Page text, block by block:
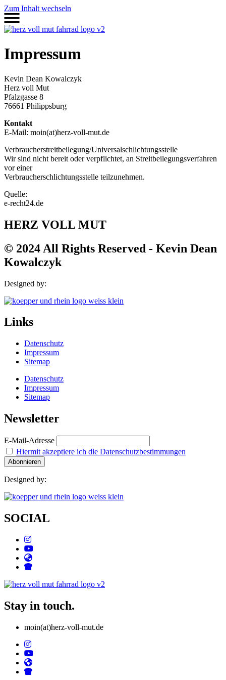
Zum Inhalt wechseln
Impressum
Kevin Dean Kowalczyk
Herz voll Mut
Pfalzgasse 8
76661 Philippsburg
Kontakt
E-Mail: moin(at)herz-voll-mut.de
Verbraucherstreitbeilegung/Universalschlichtungsstelle
Wir sind nicht bereit oder verpflichtet, an Streitbeilegungsverfahren
vor einer
Verbraucherschlichtungsstelle teilzunehmen.
Quelle:
e-recht24.de
HERZ VOLL MUT
© 2024 All Rights Reserved - Kevin Dean
Kowalczyk
Designed by:
Links
Datenschutz
Impressum
Sitemap
Datenschutz
Impressum
Sitemap
Newsletter
E-Mail-Adresse
Hiermit akzeptiere ich die Datenschutzbestimmungen
Designed by:
SOCIAL
Stay in touch.
moin(at)herz-voll-mut.de